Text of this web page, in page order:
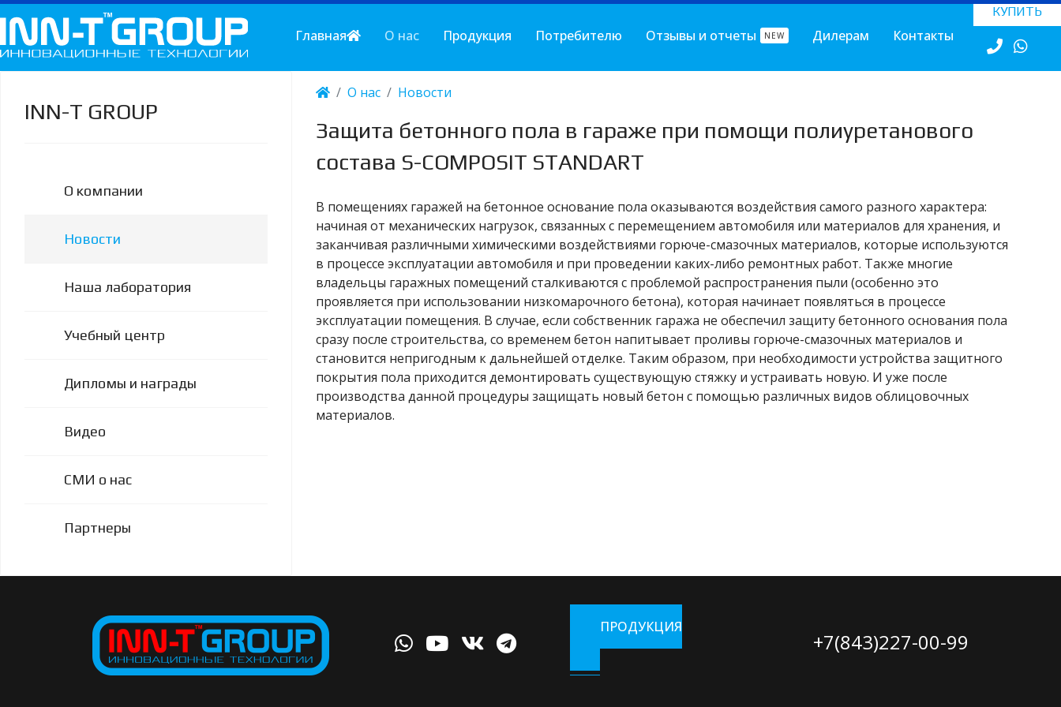
КУПИТЬ
Главная О нас Продукция Потребителю Отзывы и отчеты NEW Дилерам Контакты
INN-T GROUP
О компании
Новости
Наша лаборатория
Учебный центр
Дипломы и награды
Видео
СМИ о нас
Партнеры
О нас Новости
Защита бетонного пола в гараже при помощи полиуретанового
состава S-COMPOSIT STANDART
В помещениях гаражей на бетонное основание пола оказываются воздействия самого разного характера:
начиная от механических нагрузок, связанных с перемещением автомобиля или материалов для хранения, и
заканчивая различными химическими воздействиями горюче-смазочных материалов, которые используются
в процессе эксплуатации автомобиля и при проведении каких-либо ремонтных работ. Также многие
владельцы гаражных помещений сталкиваются с проблемой распространения пыли (особенно это
проявляется при использовании низкомарочного бетона), которая начинает появляться в процессе
эксплуатации помещения. В случае, если собственник гаража не обеспечил защиту бетонного основания пола
сразу после строительства, со временем бетон напитывает проливы горюче-смазочных материалов и
становится непригодным к дальнейшей отделке. Таким образом, при необходимости устройства защитного
покрытия пола приходится демонтировать существующую стяжку и устраивать новую. И уже после
производства данной процедуры защищать новый бетон с помощью различных видов облицовочных
материалов.
ПРОДУКЦИЯ
+7(843)227-00-99